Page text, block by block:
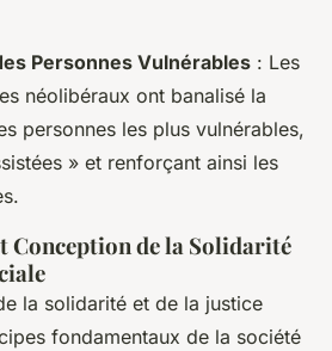
Personnes Vulnérables : Les
néolibéraux ont banalisé la
personnes les plus vulnérables,
» et renforçant ainsi les
Conception de la Solidarité
la solidarité et de la justice
fondamentaux de la société